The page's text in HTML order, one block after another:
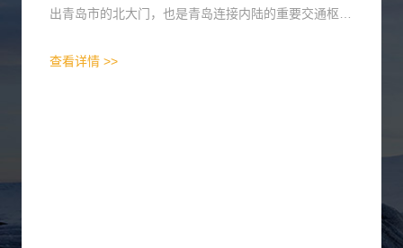
出青岛市的北大门，也是青岛连接内陆的重要交通枢
查看详情 >>